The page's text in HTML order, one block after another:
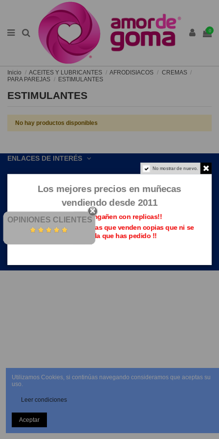
0
Inicio ACEITES Y LUBRICANTES AFRODISIACOS
CREMAS
PARA PAREJAS
ESTIMULANTES
ESTIMULANTES
No hay productos disponibles
ENLACES DE INTERÉS
OPINIONES CLIENTES
No mostrar de nuevo.
Los mejores precios en muñecas
vendiendo desde 2011
Que no te engañen con replicas!!
Evita las páginas piratas que venden copias que ni se
parecen a la que has pedido !!
Utilizamos Cookies, si continúas navegando consideramos que aceptas su
uso.
Leer condiciones
Aceptar